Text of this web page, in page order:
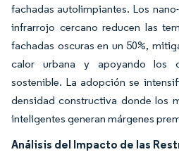
fachadas autolimpiantes. Los
infrarrojo cercano reducen las
fachadas oscuras en un 50%,
calor urbana y apoyando los
sostenible. La adopción se
densidad constructiva donde los
inteligentes generan márgenes
Análisis del Impacto de las